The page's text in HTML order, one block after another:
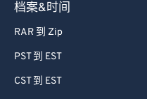
档案&时间
RAR 到 Zip
PST 到 EST
CST 到 EST